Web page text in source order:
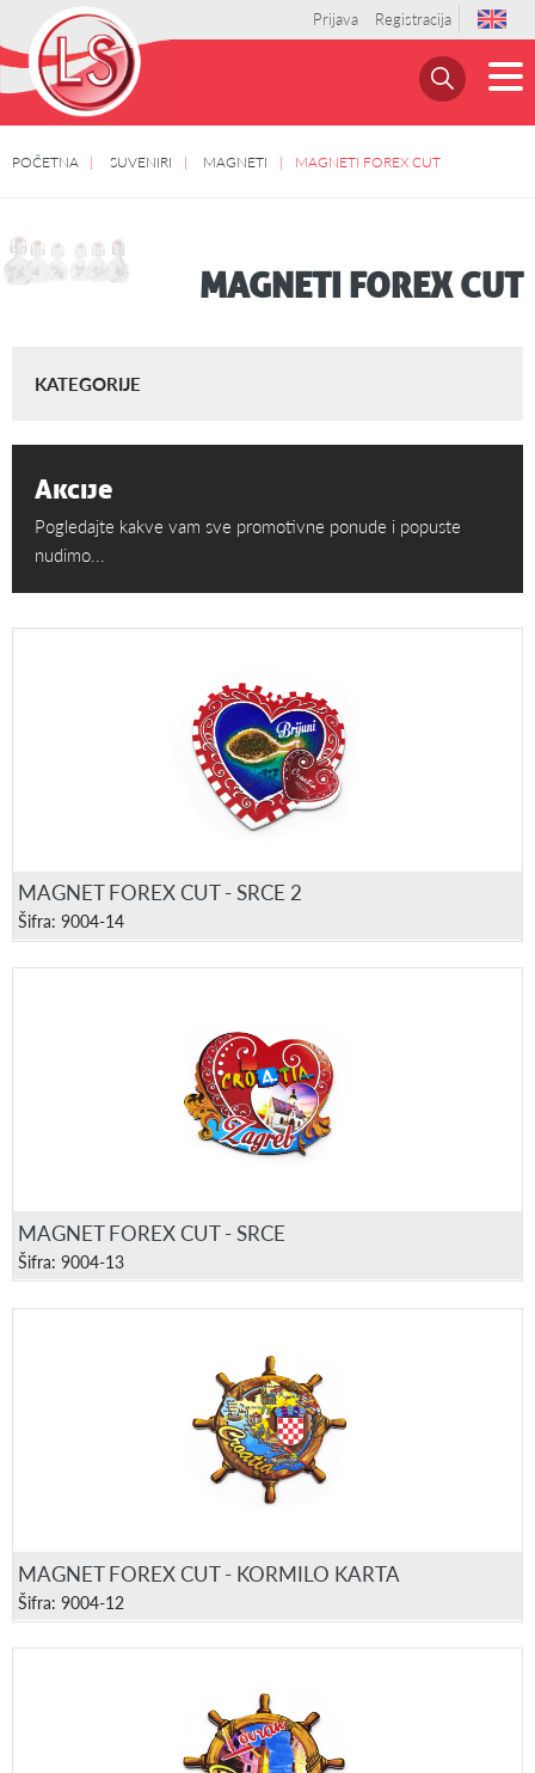
Prijava Registracija
POČETNA SUVENIRI MAGNETI MAGNETI FOREX CUT
MAGNETI FOREX CUT
KATEGORIJE
Akcije
Pogledajte kakve vam sve promotivne ponude i popuste
nudimo...
MAGNET FOREX CUT - SRCE 2
Šifra: 9004-14
MAGNET FOREX CUT - SRCE
Šifra: 9004-13
MAGNET FOREX CUT - KORMILO KARTA
Šifra: 9004-12